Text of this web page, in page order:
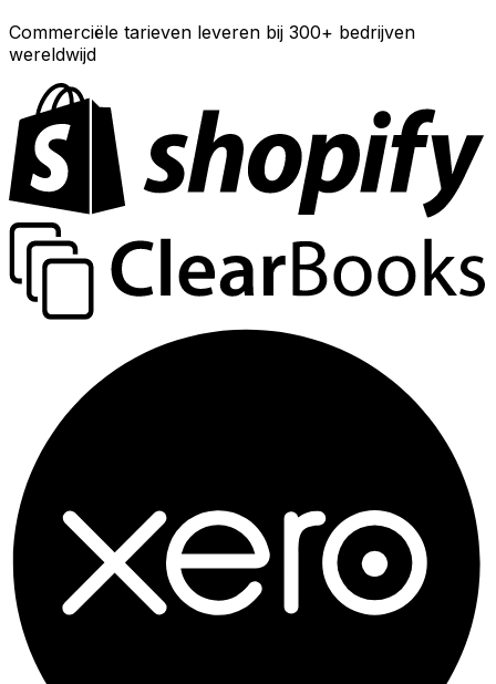
Commerciële tarieven leveren bij 300+ bedrijven
wereldwijd